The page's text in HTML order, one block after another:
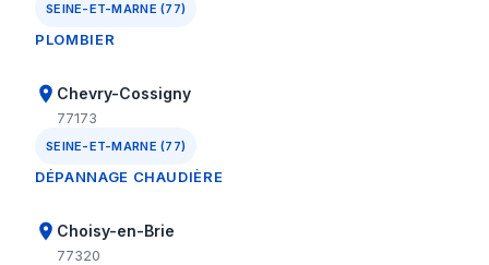
SEINE-ET-MARNE (77)
PLOMBIER
Chevry-Cossigny
77173
SEINE-ET-MARNE (77)
DÉPANNAGE CHAUDIÈRE
Choisy-en-Brie
77320